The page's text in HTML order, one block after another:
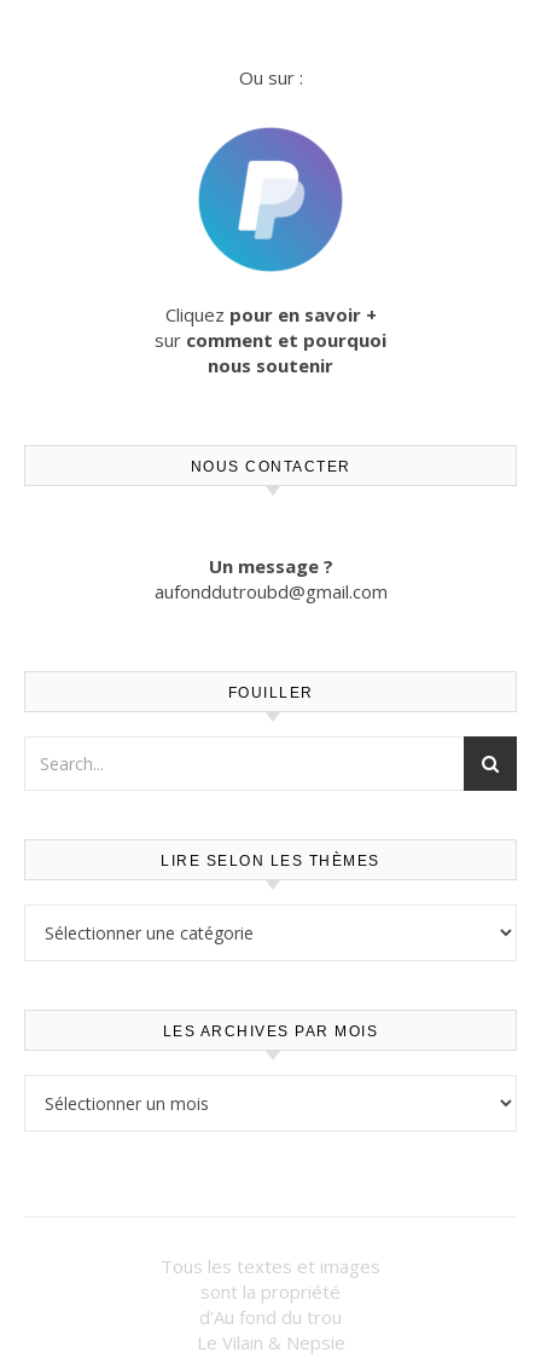
Ou sur :
Cliquez pour en savoir +
sur comment et pourquoi
nous soutenir
NOUS CONTACTER
Un message ?
aufonddutroubd@gmail.com
FOUILLER
LIRE SELON LES THÈMES
LES ARCHIVES PAR MOIS
Tous les textes et images
sont la propriété
d’Au fond du trou
Le Vilain & Nepsie